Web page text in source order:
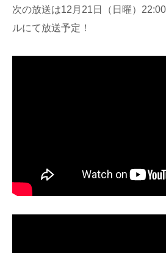
次の放送は12月21日（日曜）
ルにて放送予定！